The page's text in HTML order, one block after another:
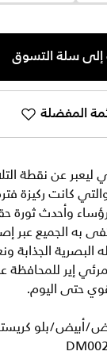
سلة التسوق
المفضلة
ليعبر عن نقطة
كانت ركيزة
وأحدث ثورة
به الجميع عبر
البصرية الجذابة
إير للمحافظة
حتى اليوم.
أبيض/بلو